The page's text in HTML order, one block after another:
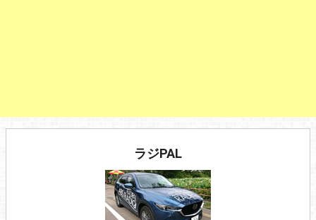
ラジPAL